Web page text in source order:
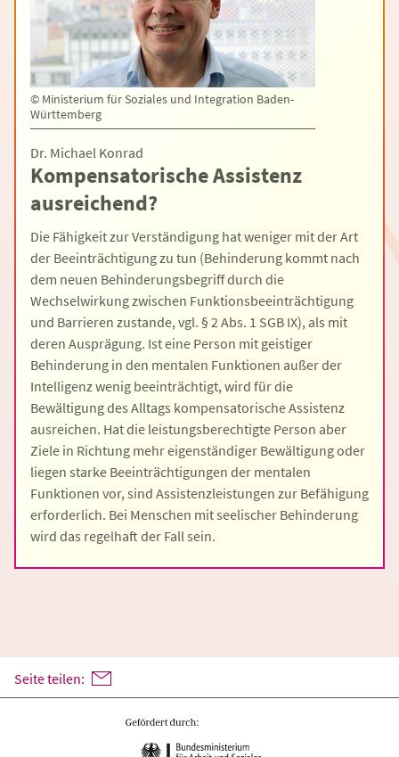
© Ministerium für Soziales und Integration Baden-
Württemberg
Dr. Michael Konrad
Kompensatorische Assistenz
ausreichend?
Die Fähigkeit zur Verständigung hat weniger mit der Art
der Beeinträchtigung zu tun (Behinderung kommt nach
dem neuen Behinderungsbegriff durch die
Wechselwirkung zwischen Funktionsbeeinträchtigung
und Barrieren zustande, vgl. § 2 Abs. 1 SGB IX), als mit
deren Ausprägung. Ist eine Person mit geistiger
Behinderung in den mentalen Funktionen außer der
Intelligenz wenig beeinträchtigt, wird für die
Bewältigung des Alltags kompensatorische Assistenz
ausreichen. Hat die leistungsberechtigte Person aber
Ziele in Richtung mehr eigenständiger Bewältigung oder
liegen starke Beeinträchtigungen der mentalen
Funktionen vor, sind Assistenzleistungen zur Befähigung
erforderlich. Bei Menschen mit seelischer Behinderung
wird das regelhaft der Fall sein.
Seite teilen: